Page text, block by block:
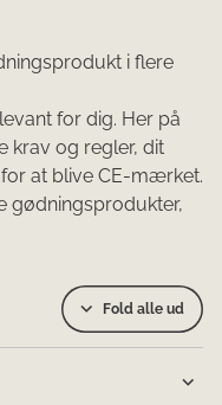
i flere
for dig. Her på
krav og regler, dit
at blive CE-mærket.
gødningsprodukter,
Fold alle ud